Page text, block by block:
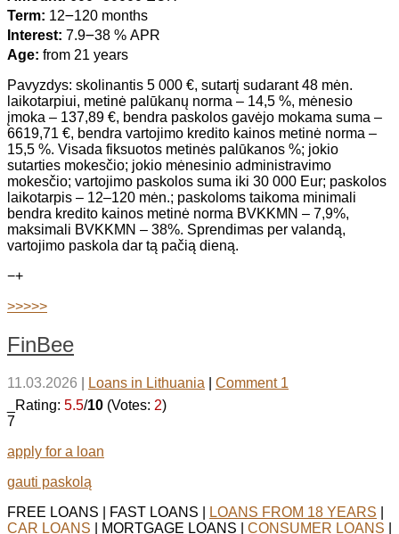
Term: 12౼120 months
Interest: 7.9౼38 % APR
Age: from 21 years
Pavyzdys: skolinantis 5 000 €, sutartį sudarant 48 mėn.
laikotarpiui, metinė palūkanų norma – 14,5 %, mėnesio
įmoka – 137,89 €, bendra paskolos gavėjo mokama suma –
6619,71 €, bendra vartojimo kredito kainos metinė norma –
15,5 %. Visada fiksuotos metinės palūkanos %; jokio
sutarties mokesčio; jokio mėnesinio administravimo
mokesčio; vartojimo paskolos suma iki 30 000 Eur; paskolos
laikotarpis – 12–120 mėn.; paskoloms taikoma minimali
bendra kredito kainos metinė norma BVKKMN – 7,9%,
maksimali BVKKMN – 38%. Sprendimas per valandą,
vartojimo paskola dar tą pačią dieną.
−+
>>>>>
FinBee
11.03.2026 Loans in Lithuania
Comment 1
_Rating: 5.5/10 (Votes: 2)
7
apply for a loan
gauti paskolą
FREE LOANS | FAST LOANS |
LOANS FROM 18 YEARS
CAR LOANS | MORTGAGE LOANS | CONSUMER LOANS